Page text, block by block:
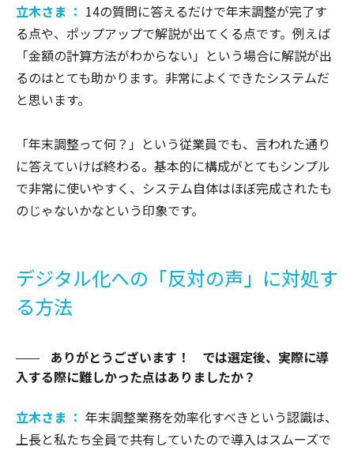
立木さま ： 14の質問に答えるだけで年末調整が完了す
る点や、ポップアップで解説が出てくる点です。例えば
「金額の計算方法がわからない」という場合に解説が出
るのはとても助かります。非常によくできたシステムだ
と思います。
「年末調整って何？」という従業員でも、言われた通り
に答えていけば終わる。基本的に構成がとてもシンプル
で非常に使いやすく、システム自体はほぼ完成されたも
のじゃないかなという印象です。
デジタル化への「反対の声」に対処す
る方法
ありがとうございます！ では選定後、実際に導
入する際に難しかった点はありましたか？
立木さま ： 年末調整業務を効率化すべきという認識は、
上長と私たち全員で共有していたので導入はスムーズで